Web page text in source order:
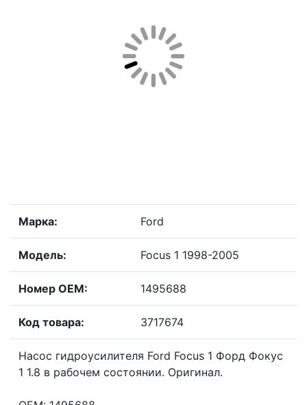
Марка: Ford
Модель: Focus 1 1998-2005
Номер OEM: 1495688
Код товара: 3717674
Насос гидроусилителя Ford Focus 1 Форд Фокус
1 1.8 в рабочем состоянии. Оригинал.